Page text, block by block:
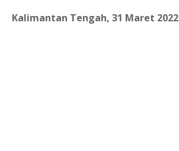
Kalimantan Tengah, 31 Maret 2022